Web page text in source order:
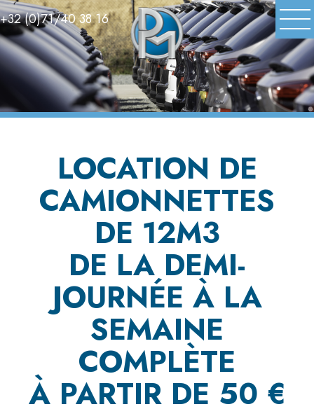
+32 (0)71/40 38 16
LOCATION DE
CAMIONNETTES
DE 12M3
DE LA DEMI-
JOURNÉE À LA
SEMAINE
COMPLÈTE
À PARTIR DE 50 €